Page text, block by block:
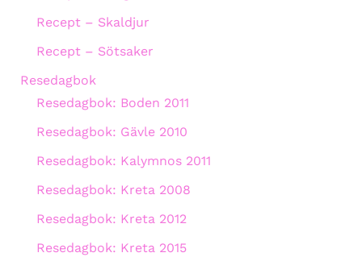
Recept – Skaldjur
Recept – Sötsaker
Resedagbok
Resedagbok: Boden 2011
Resedagbok: Gävle 2010
Resedagbok: Kalymnos 2011
Resedagbok: Kreta 2008
Resedagbok: Kreta 2012
Resedagbok: Kreta 2015